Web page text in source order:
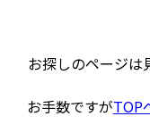
お探しのページは
お手数ですがTOP